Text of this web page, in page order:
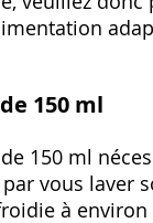
150 ml
150 ml
vous laver
à environ